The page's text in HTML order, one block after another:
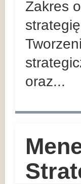
Zakres
oraz...